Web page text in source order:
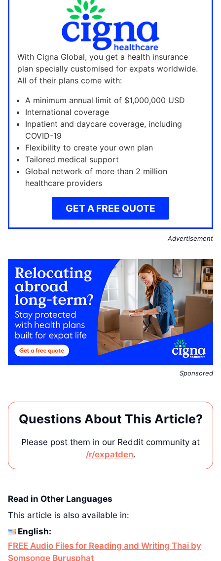
With Cigna Global, you get a health insurance
plan specially customised for expats worldwide.
All of their plans come with:
A minimum annual limit of $1,000,000 USD
International coverage
Inpatient and daycare coverage, including
COVID-19
Flexibility to create your own plan
Tailored medical support
Global network of more than 2 million
healthcare providers
GET A FREE QUOTE
Advertisement
Sponsored
Questions About This Article?
Please post them in our Reddit community at
/r/expatden.
Read in Other Languages
This article is also available in:
English:
FREE Audio Files for Reading and Writing Thai by
Somsonge Burusphat